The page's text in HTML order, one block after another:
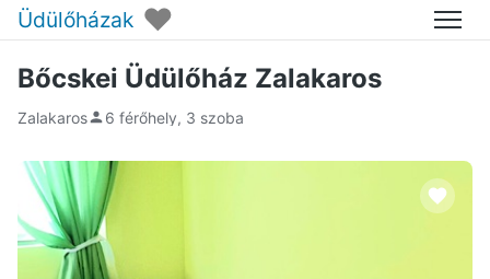
Üdülőházak ♥ Menü
Bőcskei Üdülőház Zalakaros
Zalakaros 6 férőhely, 3 szoba